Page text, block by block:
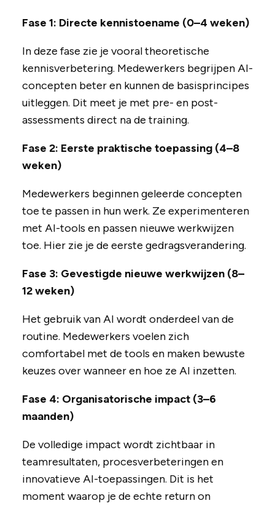
Fase 1: Directe kennistoename (0–4 weken)
In deze fase zie je vooral theoretische
kennisverbetering. Medewerkers begrijpen AI-
concepten beter en kunnen de basisprincipes
uitleggen. Dit meet je met pre- en post-
assessments direct na de training.
Fase 2: Eerste praktische toepassing (4–8
weken)
Medewerkers beginnen geleerde concepten
toe te passen in hun werk. Ze experimenteren
met AI-tools en passen nieuwe werkwijzen
toe. Hier zie je de eerste gedragsverandering.
Fase 3: Gevestigde nieuwe werkwijzen (8–
12 weken)
Het gebruik van AI wordt onderdeel van de
routine. Medewerkers voelen zich
comfortabel met de tools en maken bewuste
keuzes over wanneer en hoe ze AI inzetten.
Fase 4: Organisatorische impact (3–6
maanden)
De volledige impact wordt zichtbaar in
teamresultaten, procesverbeteringen en
innovatieve AI-toepassingen. Dit is het
moment waarop je de echte return on